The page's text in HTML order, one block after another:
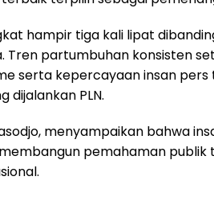
hampir tiga kali lipat
partumbuhan konsisten
serta kepercayaan insan
dijalankan PLN.
menyampaikan bahwa
pemahaman publik